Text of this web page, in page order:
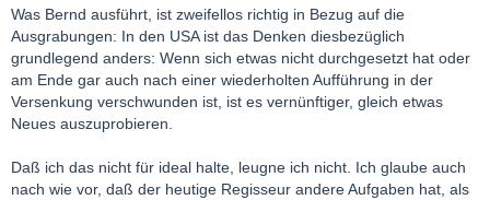
Was Bernd ausführt, ist zweifellos richtig in Bezug auf die
Ausgrabungen: In den USA ist das Denken diesbezüglich
grundlegend anders: Wenn sich etwas nicht durchgesetzt hat oder
am Ende gar auch nach einer wiederholten Aufführung in der
Versenkung verschwunden ist, ist es vernünftiger, gleich etwas
Neues auszuprobieren.
Daß ich das nicht für ideal halte, leugne ich nicht. Ich glaube auch
nach wie vor, daß der heutige Regisseur andere Aufgaben hat, als